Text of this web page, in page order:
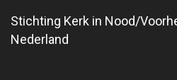
Stichting Kerk in Nood/
Nederland